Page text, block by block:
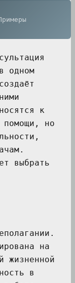
одном
к
помощи, но
выбрать
на
жизненной
в